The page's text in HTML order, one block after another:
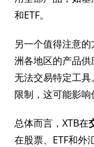
和ETF。
另一个值得注意
洲各地区的产品
无法交易特定工
限制，这可能影
总体而言，XTB在
在股票、ETF和外